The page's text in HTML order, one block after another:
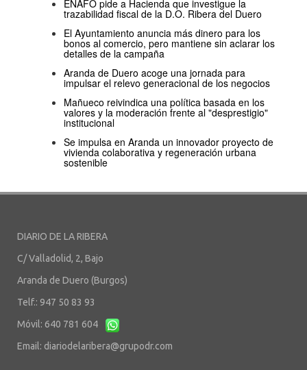
ENAFO pide a Hacienda que investigue la
trazabilidad fiscal de la D.O. Ribera del Duero
El Ayuntamiento anuncia más dinero para los
bonos al comercio, pero mantiene sin aclarar los
detalles de la campaña
Aranda de Duero acoge una jornada para
impulsar el relevo generacional de los negocios
Mañueco reivindica una política basada en los
valores y la moderación frente al "desprestigio"
institucional
Se impulsa en Aranda un innovador proyecto de
vivienda colaborativa y regeneración urbana
sostenible
DIARIO DE LA RIBERA
C/ Valladolid, 2, Bajo
Aranda de Duero (Burgos)
Telf.: 947 50 83 93
Móvil: 640 781 604
Email: diariodelaribera@grupodr.com